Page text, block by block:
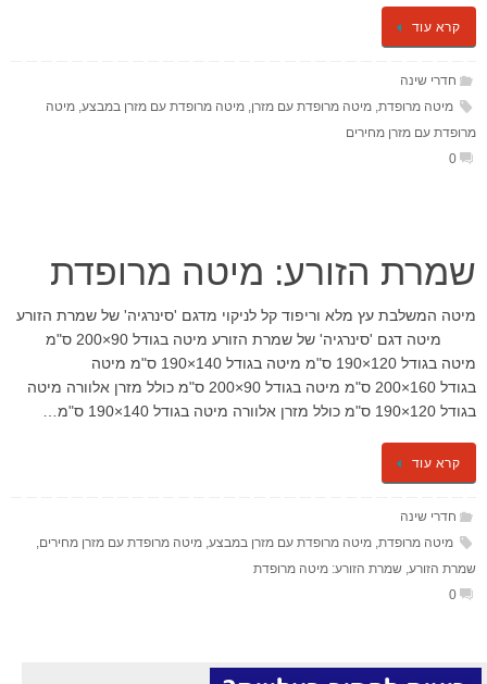
קרא עוד
חדרי שינה
מיטה מרופדת, מיטה מרופדת עם מזרן מיטה מרופדת עם מזרן במבצע, מיטה
מרופדת עם מזרן מחירים
0
שמרת הזורע: מיטה מרופדת
מיטה המשלבת עץ מלא וריפוד קל לניקוי מדגם 'סינרגיה' של שמרת הזורע
מיטה דגם 'סינרגיה' של שמרת הזורע מיטה בגודל 90×200 ס"מ
מיטה בגודל 120×190 ס"מ מיטה בגודל 140×190 ס"מ מיטה
בגודל 160×200 ס"מ מיטה בגודל 90×200 ס"מ כולל מזרן אלוורה מיטה
בגודל 120×190 ס"מ כולל מזרן אלוורה מיטה בגודל 140×190 ס"מ…
קרא עוד
חדרי שינה
מיטה מרופדת, מיטה מרופדת עם מזרן במבצע, מיטה מרופדת עם מזרן מחירים
שמרת הזורע שמרת הזורע: מיטה מרופדת
0